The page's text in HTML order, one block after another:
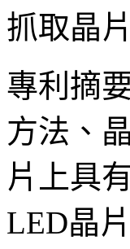
抓取晶
專利摘
方法、
片上具
LED晶